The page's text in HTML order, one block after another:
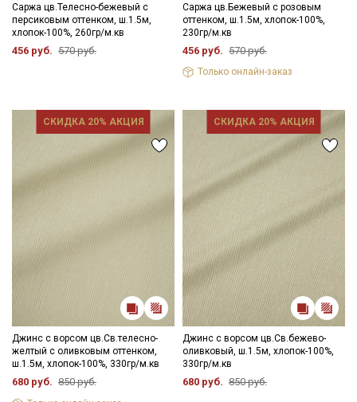
Саржа цв.Телесно-бежевый с
персиковым оттенком, ш.1.5м,
хлопок-100%, 260гр/м.кв
456 руб. 570 руб.
Саржа цв.Бежевый с розовым
оттенком, ш.1.5м, хлопок-100%,
230гр/м.кв
456 руб. 570 руб.
Только онлайн-заказ
СКИДКА 20% АКЦИЯ
Джинс с ворсом цв.Св.телесно-
желтый с оливковым оттенком,
ш.1.5м, хлопок-100%, 330гр/м.кв
680 руб. 850 руб.
СКИДКА 20% АКЦИЯ
Джинс с ворсом цв.Св.бежево-
оливковый, ш.1.5м, хлопок-100%,
330гр/м.кв
680 руб. 850 руб.